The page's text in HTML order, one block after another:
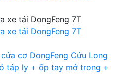
xe tải DongFeng 7T
xe tải DongFeng 7T